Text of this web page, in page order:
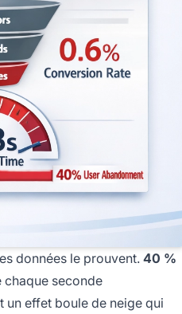
données le prouvent.40 %
chaque seconde
un effet boule de neige qui